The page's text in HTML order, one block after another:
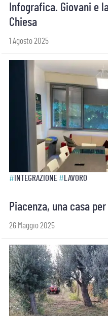
Infografica. Giovani e
Chiesa
1 Agosto 2025
# INTEGRAZIONE # LAVORO
Piacenza, una casa
26 Maggio 2025